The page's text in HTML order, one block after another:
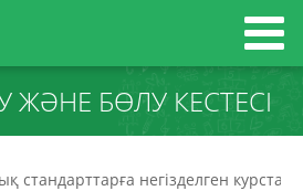
ЖӘНЕ БӨЛУ КЕСТЕСІ
стандарттарға негізделген курстар